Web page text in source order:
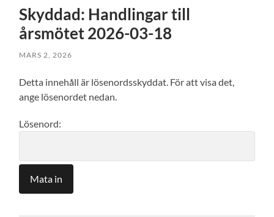
Skyddad: Handlingar till
årsmötet 2026-03-18
MARS 2, 2026
Detta innehåll är lösenordsskyddat. För att visa det,
ange lösenordet nedan.
Lösenord: